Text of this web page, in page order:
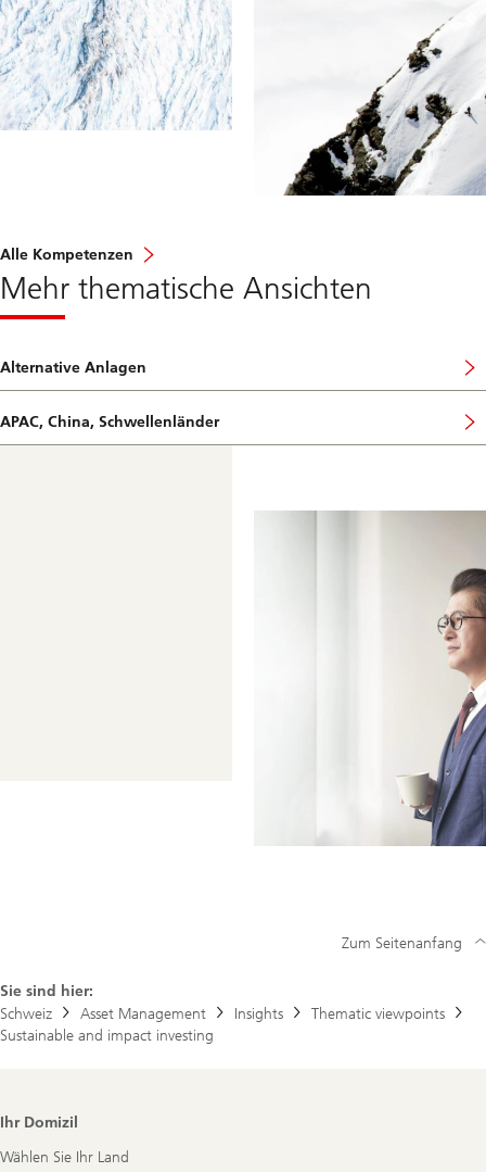
Alle Kompetenzen
Mehr thematische Ansichten
Alternative Anlagen
APAC, China, Schwellenländer
Sie sind hier:
Schweiz
Asset Management Insights
Thematic viewpoints
Sustainable and impact investing
Zum Seitenanfang
Footer
Ihr Domizil
Wählen Sie Ihr Land